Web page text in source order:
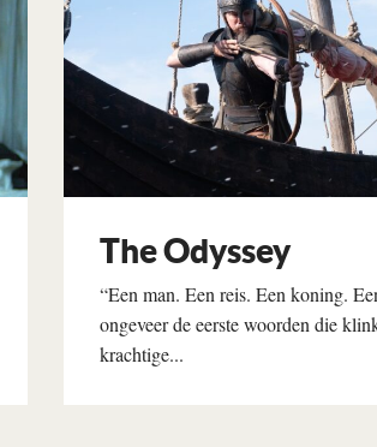
The Odyssey
“Een man. Een reis. Een koning.
ongeveer de eerste woorden die
krachtige...